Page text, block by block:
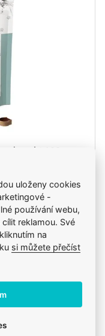
sushi 100g
Do košíku
uloženy cookies
-
používání webu,
reklamou. Své
na
si můžete přečíst